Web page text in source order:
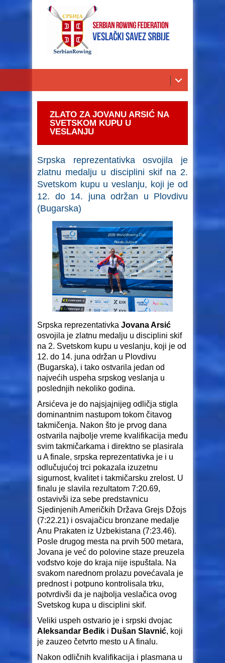
ZLATO ZA JOVANU ARSIĆ NA
SVETSKOM KUPU U
VESLANJU
Srpska reprezentativka osvojila je
zlatnu medalju u disciplini skif na 2.
Svetskom kupu u veslanju, koji je od
12. do 14. juna održan u Plovdivu
(Bugarska)
Srpska reprezentativka Jovana Arsić
osvojila je zlatnu medalju u disciplini skif
na 2. Svetskom kupu u veslanju, koji je od
12. do 14. juna održan u Plovdivu
(Bugarska), i tako ostvarila jedan od
najvećih uspeha srpskog veslanja u
poslednjih nekoliko godina.
Arsićeva je do najsjajnijeg odličja stigla
dominantnim nastupom tokom čitavog
takmičenja. Nakon što je prvog dana
ostvarila najbolje vreme kvalifikacija među
svim takmičarkama i direktno se plasirala
u A finale, srpska reprezentativka je i u
odlučujućoj trci pokazala izuzetnu
sigurnost, kvalitet i takmičarsku zrelost. U
finalu je slavila rezultatom 7:20.69,
ostavivši iza sebe predstavnicu
Sjedinjenih Američkih Država Grejs Džojs
(7:22.21) i osvajačicu bronzane medalje
Anu Prakaten iz Uzbekistana (7:23.46).
Posle drugog mesta na prvih 500 metara,
Jovana je već do polovine staze preuzela
vođstvo koje do kraja nije ispuštala. Na
svakom narednom prolazu povećavala je
prednost i potpuno kontrolisala trku,
potvrdivši da je najbolja veslačica ovog
Svetskog kupa u disciplini skif.
Veliki uspeh ostvario je i srpski dvojac
Aleksandar Beđik i Dušan Slavnić, koji
je zauzeo četvrto mesto u A finalu.
Nakon odličnih kvalifikacija i plasmana u